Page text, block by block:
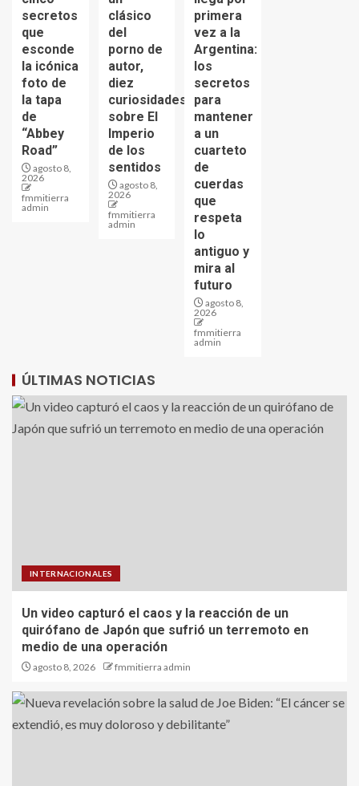
secretos
que
esconde
la icónica
foto de
la tapa
de
“Abbey
Road”
agosto 8,
2026
fmmitierra
admin
clásico
del
porno de
autor,
diez
curiosidades
sobre El
Imperio
de los
sentidos
agosto 8,
2026
fmmitierra
admin
primera
vez a la
Argentina:
los
secretos
para
mantener
a un
cuarteto
de
cuerdas
que
respeta
lo
antiguo y
mira al
futuro
agosto 8,
2026
fmmitierra
admin
ÚLTIMAS NOTICIAS
INTERNACIONALES
Un video capturó el caos y la reacción de un
quirófano de Japón que sufrió un terremoto en
medio de una operación
agosto 8, 2026 fmmitierra admin